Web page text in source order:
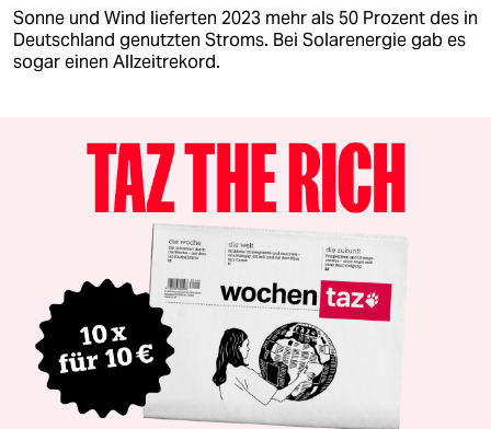
Sonne und Wind lieferten 2023 mehr als 50 Prozent des in
Deutschland genutzten Stroms. Bei Solarenergie gab es
sogar einen Allzeitrekord.